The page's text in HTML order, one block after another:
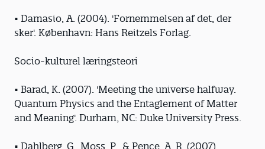
• Damasio, A. (2004). 'Fornemmelsen af det, der
sker'. København: Hans Reitzels Forlag.
Socio-kulturel læringsteori
• Barad, K. (2007). 'Meeting the universe halfway.
Quantum Physics and the Entaglement of Matter
and Meaning'. Durham, NC: Duke University Press.
• Dahlberg, G., Moss, P., & Pence, A. R. (2007).